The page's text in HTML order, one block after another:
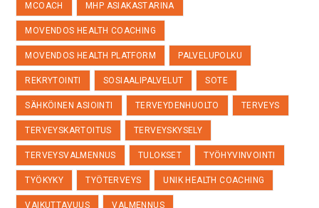
MCOACH MHP ASIAKASTARINA
MOVENDOS HEALTH COACHING
MOVENDOS HEALTH PLATFORM PALVELUPOLKU
REKRYTOINTI SOSIAALIPALVELUT SOTE
SÄHKÖINEN ASIOINTI TERVEYDENHUOLTO TERVEYS
TERVEYSKARTOITUS TERVEYSKYSELY
TERVEYSVALMENNUS TULOKSET TYÖHYVINVOINTI
TYÖKYKY TYÖTERVEYS UNIK HEALTH COACHING
VAIKUTTAVUUS VALMENNUS